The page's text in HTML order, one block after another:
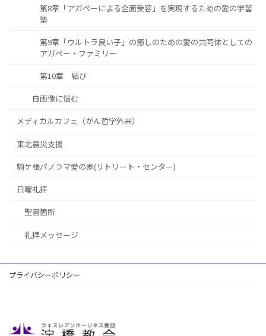
第8章「アガペーによる全面受容」を実現するための愛の学習
塾
第9章「ウルトラ良い子」の癒しのための愛の共同体としての
アガペー・ファミリー
第10章 結び
自画像に悩む
メディカルカフェ（がん哲学外来）
東北震災支援
駒ケ根パノラマ愛の家(リトリート・センター)
日曜礼拝
聖書箇所
礼拝メッセージ
プライバシーポリシー